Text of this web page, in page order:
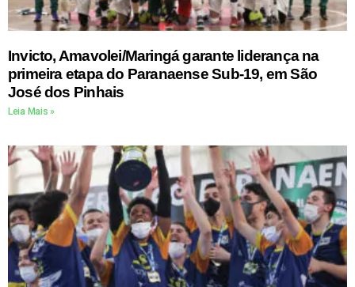
Invicto, Amavolei/Maringá garante liderança na
primeira etapa do Paranaense Sub-19, em São
José dos Pinhais
Leia Mais »